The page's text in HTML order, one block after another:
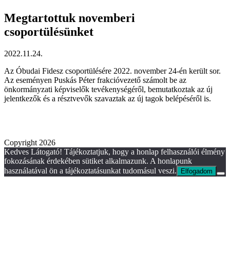
Megtartottuk novemberi
csoportülésünket
2022.11.24.
Az Óbudai Fidesz csoportülésére 2022. november 24-én került sor.
Az eseményen Puskás Péter frakcióvezető számolt be az
önkormányzati képviselők tevékenységéről, bemutatkoztak az új
jelentkezők és a résztvevők szavaztak az új tagok belépéséről is.
Copyright 2026
Kedves Látogató! Tájékoztatjuk, hogy a honlap felhasználói élmény
fokozásának érdekében sütiket alkalmazunk. A honlapunk
használatával ön a tájékoztatásunkat tudomásul veszi.
Elfogadom